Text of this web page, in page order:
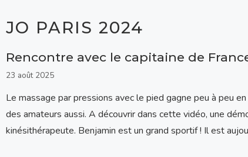
JO PARIS 2024
Rencontre avec le capitaine de
23 août 2025
Le massage par pressions avec le pied gagne peu à peu
des amateurs aussi. A découvrir dans cette vidéo, une
kinésithérapeute. Benjamin est un grand sportif ! Il est